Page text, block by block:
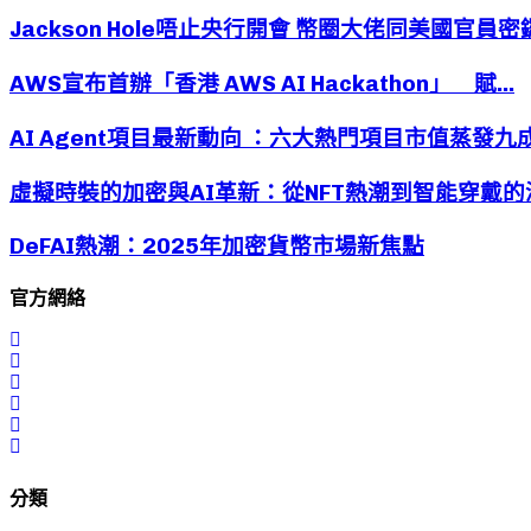
Jackson Hole唔止央行開會 幣圈大佬同美國官員密
AWS宣布首辦「香港 AWS AI Hackathon」 賦...
AI Agent項目最新動向 ：六大熱門項目市值蒸發九
虛擬時裝的加密與AI革新：從NFT熱潮到智能穿戴的
DeFAI熱潮：2025年加密貨幣市場新焦點
官方網絡
分類